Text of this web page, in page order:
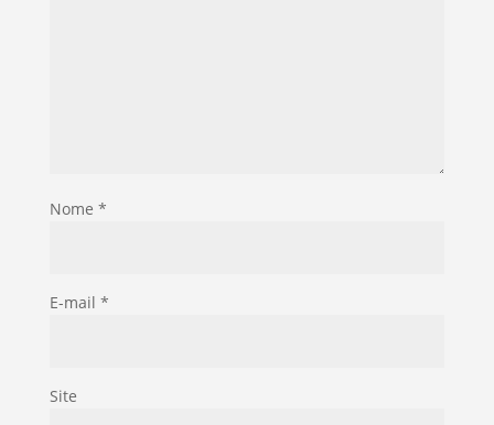
Nome *
E-mail *
Site